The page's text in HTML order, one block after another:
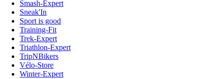
Smash-Expert
Sneak'In
Sport is good
Training-Fit
Trek-Expert
Triathlon-Expert
TripNBikers
Vélo-Store
Winter-Expert